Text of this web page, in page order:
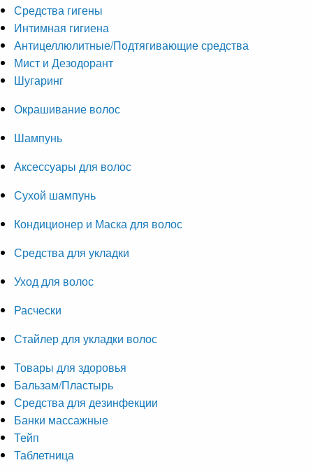
Средства гигены
Интимная гигиена
Антицеллюлитные/Подтягивающие средства
Мист и Дезодорант
Шугаринг
Окрашивание волос
Шампунь
Аксессуары для волос
Сухой шампунь
Кондиционер и Маска для волос
Средства для укладки
Уход для волос
Расчески
Стайлер для укладки волос
Товары для здоровья
Бальзам/Пластырь
Средства для дезинфекции
Банки массажные
Тейп
Таблетница